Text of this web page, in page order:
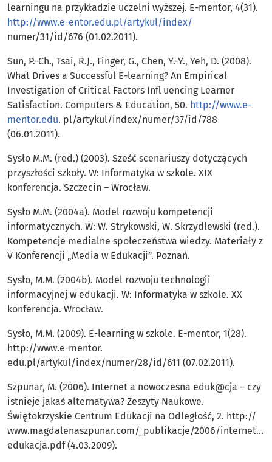
learningu na przykładzie uczelni wyższej. E-mentor, 4(31).
http://www.e-entor.edu.pl/artykul/index/
numer/31/id/676 (01.02.2011).
Sun, P.-Ch., Tsai, R.J., Finger, G., Chen, Y.-Y., Yeh, D. (2008).
What Drives a Successful E-learning? An Empirical
Investigation of Critical Factors Inﬂ uencing Learner
Satisfaction. Computers & Education, 50. http://www.e-
mentor.edu. pl/artykul/index/numer/37/id/788
(06.01.2011).
Sysło M.M. (red.) (2003). Sześć scenariuszy dotyczących
przyszłości szkoły. W: Informatyka w szkole. XIX
konferencja. Szczecin – Wrocław.
Sysło M.M. (2004a). Model rozwoju kompetencji
informatycznych. W: W. Strykowski, W. Skrzydlewski (red.).
Kompetencje medialne społeczeństwa wiedzy. Materiały z
V Konferencji „Media w Edukacji”. Poznań.
Sysło, M.M. (2004b). Model rozwoju technologii
informacyjnej w edukacji. W: Informatyka w szkole. XX
konferencja. Wrocław.
Sysło, M.M. (2009). E-learning w szkole. E-mentor, 1(28).
http://www.e-mentor.
edu.pl/artykul/index/numer/28/id/611 (07.02.2011).
Szpunar, M. (2006). Internet a nowoczesna eduk@cja – czy
istnieje jakaś alternatywa? Zeszyty Naukowe.
Świętokrzyskie Centrum Edukacji na Odległość, 2. http://
www.magdalenaszpunar.com/_publikacje/2006/
edukacja.pdf (4.03.2009).